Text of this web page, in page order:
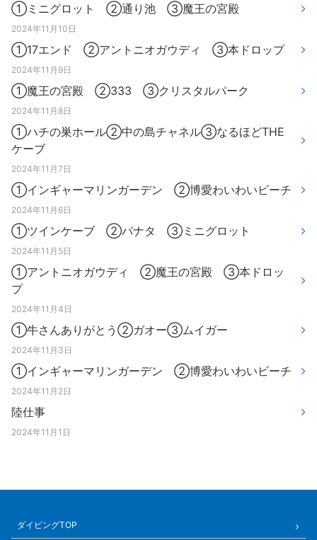
①ミニグロット ②通り池 ③魔王の宮殿
2024年11月10日
①17エンド ②アントニオガウディ ③本ドロップ
2024年11月9日
①魔王の宮殿 ②333 ③クリスタルパーク
2024年11月8日
①ハチの巣ホール②中の島チャネル③なるほどTHE
ケーブ
2024年11月7日
①インギャーマリンガーデン ②博愛わいわいビーチ
2024年11月6日
①ツインケーブ ②パナタ ③ミニグロット
2024年11月5日
①アントニオガウディ ②魔王の宮殿 ③本ドロッ
プ
2024年11月4日
①牛さんありがとう②ガオー③ムイガー
2024年11月3日
①インギャーマリンガーデン ②博愛わいわいビーチ
2024年11月2日
陸仕事
2024年11月1日
ダイビングTOP